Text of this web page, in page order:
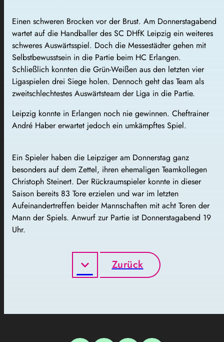
Einen schweren Brocken vor der Brust. Am Donnerstagabend
wartet auf die Handballer des SC DHfK Leipzig ein weiteres
schweres Auswärtsspiel. Doch die Messestädter gehen mit
Selbstbewusstsein in die Partie beim HC Erlangen.
Schließlich konnten die Grün-Weißen aus den letzten vier
Ligaspielen drei Siege holen. Dennoch geht das Team als
zweitschlechtestes Auswärtsteam der Liga in die Partie.
Leipzig konnte in Erlangen noch nie gewinnen. Cheftrainer
André Haber erwartet jedoch ein umkämpftes Spiel.
Ein Spieler haben die Leipziger am Donnerstag ganz
besonders auf dem Zettel, ihren ehemaligen Teamkollegen
Christoph Steinert. Der Rückraumspieler konnte in dieser
Saison bereits 83 Tore erzielen und war im letzten
Aufeinandertreffen beider Mannschaften mit acht Toren der
Mann der Spiels. Anwurf zur Partie ist Donnerstagabend 19
Uhr.
Zurück